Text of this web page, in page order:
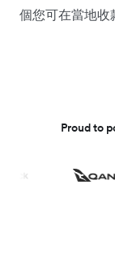
個您可在當地收
Proud to